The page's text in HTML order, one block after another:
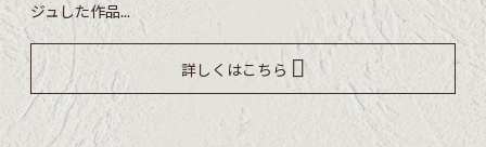
ジュした作品...
詳しくはこちら